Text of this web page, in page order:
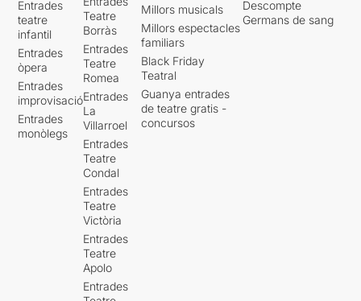
Entrades
teatre
infantil
Entrades
òpera
Entrades
improvisació
Entrades
monòlegs
Teatre
Borràs
Entrades
Teatre
Romea
Entrades
La
Villarroel
Entrades
Teatre
Condal
Entrades
Teatre
Victòria
Entrades
Teatre
Apolo
Entrades
Millors musicals
Millors espectacles
familiars
Black Friday
Teatral
Guanya entrades
de teatre gratis -
concursos
Descompte
Germans de sang